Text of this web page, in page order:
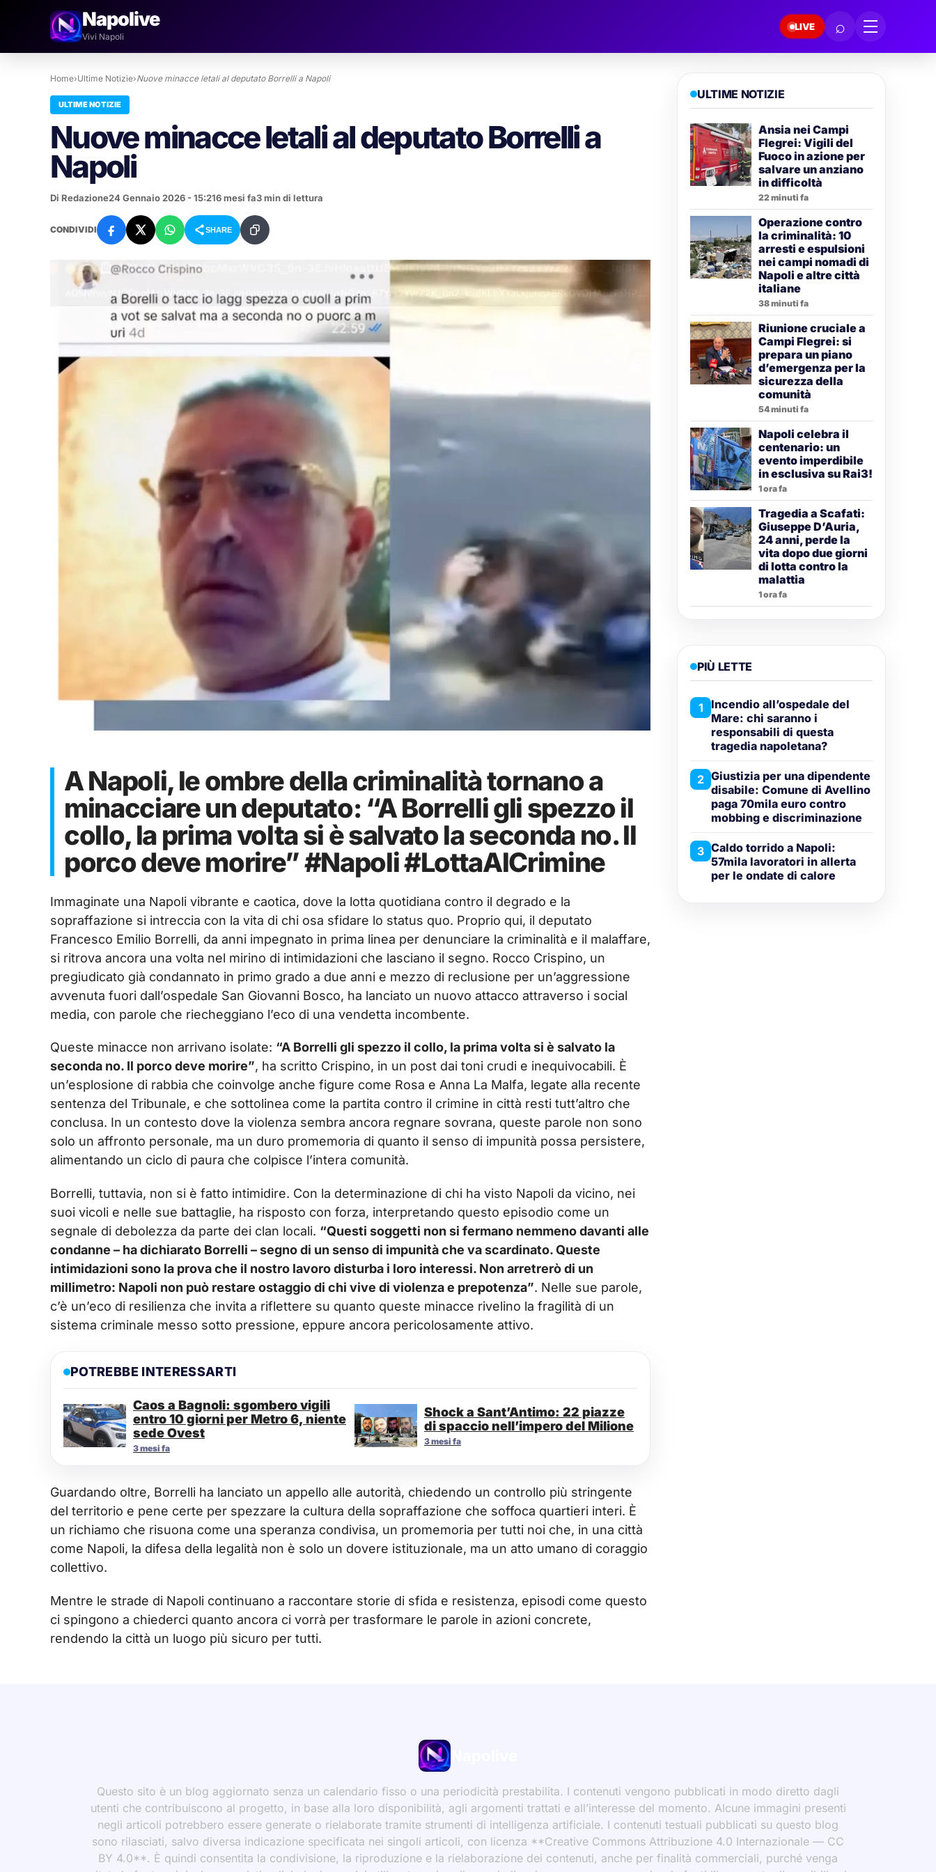
Napolive
Vivi Napoli
LIVE ⌕
Home›Ultime Notizie›Nuove minacce letali al deputato Borrelli a Napoli
ULTIME NOTIZIE
Nuove minacce letali al deputato Borrelli a
Napoli
Di Redazione24 Gennaio 2026 - 15:216 mesi fa3 min di lettura
CONDIVIDI SHARE
A Napoli, le ombre della criminalità tornano a
minacciare un deputato: “A Borrelli gli spezzo il
collo, la prima volta si è salvato la seconda no. Il
porco deve morire” #Napoli #LottaAlCrimine
Immaginate una Napoli vibrante e caotica, dove la lotta quotidiana contro il degrado e la
sopraffazione si intreccia con la vita di chi osa sfidare lo status quo. Proprio qui, il deputato
Francesco Emilio Borrelli, da anni impegnato in prima linea per denunciare la criminalità e il malaffare,
si ritrova ancora una volta nel mirino di intimidazioni che lasciano il segno. Rocco Crispino, un
pregiudicato già condannato in primo grado a due anni e mezzo di reclusione per un’aggressione
avvenuta fuori dall’ospedale San Giovanni Bosco, ha lanciato un nuovo attacco attraverso i social
media, con parole che riecheggiano l’eco di una vendetta incombente.
Queste minacce non arrivano isolate: “A Borrelli gli spezzo il collo, la prima volta si è salvato la
seconda no. Il porco deve morire”, ha scritto Crispino, in un post dai toni crudi e inequivocabili. È
un’esplosione di rabbia che coinvolge anche figure come Rosa e Anna La Malfa, legate alla recente
sentenza del Tribunale, e che sottolinea come la partita contro il crimine in città resti tutt’altro che
conclusa. In un contesto dove la violenza sembra ancora regnare sovrana, queste parole non sono
solo un affronto personale, ma un duro promemoria di quanto il senso di impunità possa persistere,
alimentando un ciclo di paura che colpisce l’intera comunità.
Borrelli, tuttavia, non si è fatto intimidire. Con la determinazione di chi ha visto Napoli da vicino, nei
suoi vicoli e nelle sue battaglie, ha risposto con forza, interpretando questo episodio come un
segnale di debolezza da parte dei clan locali. “Questi soggetti non si fermano nemmeno davanti alle
condanne – ha dichiarato Borrelli – segno di un senso di impunità che va scardinato. Queste
intimidazioni sono la prova che il nostro lavoro disturba i loro interessi. Non arretrerò di un
millimetro: Napoli non può restare ostaggio di chi vive di violenza e prepotenza”. Nelle sue parole,
c’è un’eco di resilienza che invita a riflettere su quanto queste minacce rivelino la fragilità di un
sistema criminale messo sotto pressione, eppure ancora pericolosamente attivo.
POTREBBE INTERESSARTI
Caos a Bagnoli: sgombero vigili
entro 10 giorni per Metro 6, niente
sede Ovest
3 mesi fa
Shock a Sant’Antimo: 22 piazze
di spaccio nell’impero del Milione
3 mesi fa
Guardando oltre, Borrelli ha lanciato un appello alle autorità, chiedendo un controllo più stringente
del territorio e pene certe per spezzare la cultura della sopraffazione che soffoca quartieri interi. È
un richiamo che risuona come una speranza condivisa, un promemoria per tutti noi che, in una città
come Napoli, la difesa della legalità non è solo un dovere istituzionale, ma un atto umano di coraggio
collettivo.
Mentre le strade di Napoli continuano a raccontare storie di sfida e resistenza, episodi come questo
ci spingono a chiederci quanto ancora ci vorrà per trasformare le parole in azioni concrete,
rendendo la città un luogo più sicuro per tutti.
ULTIME NOTIZIE
Ansia nei Campi
Flegrei: Vigili del
Fuoco in azione per
salvare un anziano
in difficoltà
22 minuti fa
Operazione contro
la criminalità: 10
arresti e espulsioni
nei campi nomadi di
Napoli e altre città
italiane
38 minuti fa
Riunione cruciale a
Campi Flegrei: si
prepara un piano
d’emergenza per la
sicurezza della
comunità
54 minuti fa
Napoli celebra il
centenario: un
evento imperdibile
in esclusiva su Rai3!
1 ora fa
Tragedia a Scafati:
Giuseppe D’Auria,
24 anni, perde la
vita dopo due giorni
di lotta contro la
malattia
1 ora fa
PIÙ LETTE
1
Incendio all’ospedale del
Mare: chi saranno i
responsabili di questa
tragedia napoletana?
2 Giustizia per una dipendente
disabile: Comune di Avellino
paga 70mila euro contro
mobbing e discriminazione
3 Caldo torrido a Napoli:
57mila lavoratori in allerta
per le ondate di calore
Questo sito è un blog aggiornato senza un calendario fisso o una periodicità prestabilita. I contenuti vengono pubblicati in modo diretto dagli
utenti che contribuiscono al progetto, in base alla loro disponibilità, agli argomenti trattati e all’interesse del momento. Alcune immagini presenti
negli articoli potrebbero essere generate o rielaborate tramite strumenti di intelligenza artificiale. I contenuti testuali pubblicati su questo blog
sono rilasciati, salvo diversa indicazione specificata nei singoli articoli, con licenza **Creative Commons Attribuzione 4.0 Internazionale — CC
BY 4.0**. È quindi consentita la condivisione, la riproduzione e la rielaborazione dei contenuti, anche per finalità commerciali, purché venga